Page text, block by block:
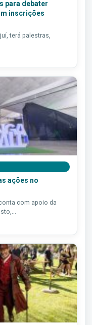
para debater
inscrições
terá palestras,
ações no
com apoio da